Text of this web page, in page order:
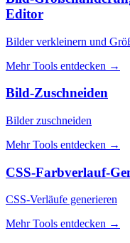
Editor
Bilder verkleinern und
Mehr Tools entdecken →
Bild-Zuschneiden
Bilder zuschneiden
Mehr Tools entdecken →
CSS-Farbverlauf-
CSS-Verläufe generieren
Mehr Tools entdecken →